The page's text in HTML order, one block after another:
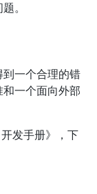
。
一个合理的错
一个面向外部
发手册》，下